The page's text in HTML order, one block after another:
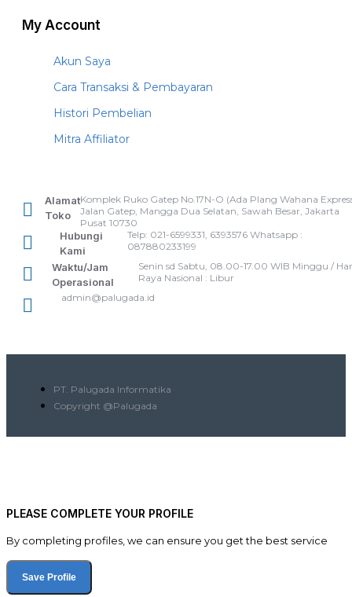
My Account
Akun Saya
Cara Transaksi & Pembayaran
Histori Pembelian
Mitra Affiliator
Alamat
Toko
Komplek Ruko Gatep No.17N-O (Ada Plang Wahana
Jalan Gatep, Mangga Dua Selatan, Sawah Besar, Jakarta
Pusat 10730
Hubungi
Kami
Telp: 021-6599331, 6393576 Whatsapp :
087880233199
Waktu/Jam
Operasional
Senin sd Sabtu, 08.00-17.00 WIB Minggu /
Raya Nasional : Libur
admin@palugada.id
PT. Palugada Informatika
Copyright @Palugada
PLEASE COMPLETE YOUR PROFILE
By completing profiles, we can ensure you get the best service
Save Profile